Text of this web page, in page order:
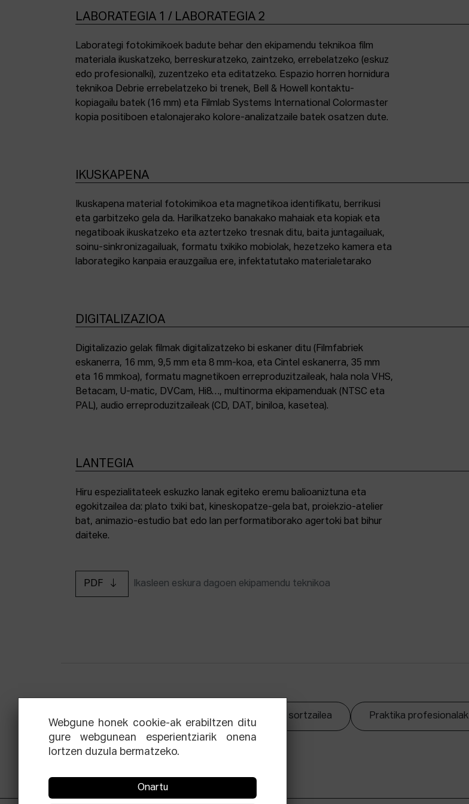
LABORATEGIA 1 / LABORATEGIA 2
Laborategi fotokimikoek badute behar den ekipamendu teknikoa film
materiala ikuskatzeko, berreskuratzeko, zaintzeko, errebelatzeko (eskuz
edo profesionalki), zuzentzeko eta editatzeko. Espazio horren hornidura
teknikoa Debrie errebelatzeko bi trenek, Bell & Howell kontaktu-
kopiagailu batek (16 mm) eta Filmlab Systems International Colormaster
kopia positiboen etalonajerako kolore-analizatzaile batek osatzen dute.
IKUSKAPENA
Ikuskapena material fotokimikoa eta magnetikoa identifikatu, berrikusi
eta garbitzeko gela da. Harilkatzeko banakako mahaiak eta kopiak eta
negatiboak ikuskatzeko eta aztertzeko tresnak ditu, baita juntagailuak,
soinu-sinkronizagailuak, formatu txikiko mobiolak, hezetzeko kamera eta
laborategiko kanpaia erauzgailua ere, infektatutako materialetarako
DIGITALIZAZIOA
Digitalizazio gelak filmak digitalizatzeko bi eskaner ditu (Filmfabriek
eskanerra, 16 mm, 9,5 mm eta 8 mm-koa, eta Cintel eskanerra, 35 mm
eta 16 mmkoa), formatu magnetikoen erreproduzitzaileak, hala nola VHS,
Betacam, U-matic, DVCam, Hi8…, multinorma ekipamenduak (NTSC eta
PAL), audio erreproduzitzaileak (CD, DAT, biniloa, kasetea).
LANTEGIA
Hiru espezialitateek eskuzko lanak egiteko eremu balioaniztuna eta
egokitzailea da: plato txiki bat, kineskopatze-gela bat, proiekzio-atelier
bat, animazio-estudio bat edo lan performatiborako agertoki bat bihur
daiteke.
PDF Ikasleen eskura dagoen ekipamendu teknikoa
Ekoizpen sortzailea Praktika profesionalak
Webgune honek cookie-ak erabiltzen ditu
gure webgunean esperientziarik onena
lortzen duzula bermatzeko.
Onartu